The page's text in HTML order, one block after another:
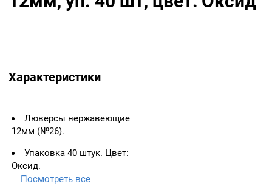
Характеристики
Люверсы нержавеющие
12мм (№26).
Упаковка 40 штук. Цвет:
Оксид.
ВАЖНО:
Посмотреть все